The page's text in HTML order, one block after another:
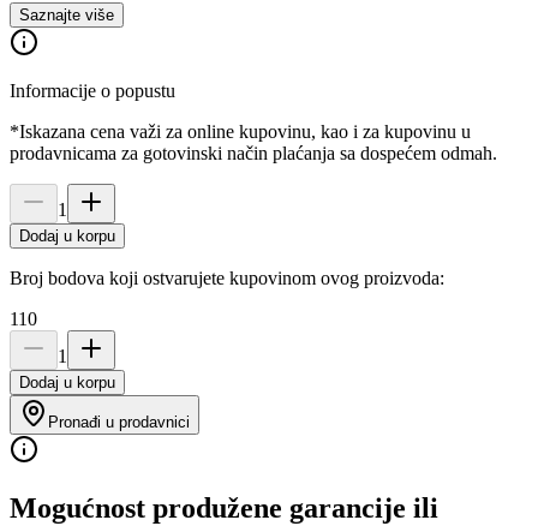
Saznajte više
Informacije o popustu
*Iskazana cena važi za online kupovinu, kao i za kupovinu u
prodavnicama za gotovinski način plaćanja sa dospećem odmah.
1
Dodaj u korpu
Broj bodova koji ostvarujete kupovinom ovog proizvoda:
110
1
Dodaj u korpu
Pronađi u prodavnici
Mogućnost produžene garancije ili